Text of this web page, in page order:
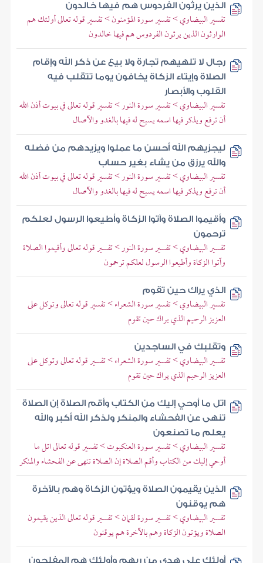
الذين يرثون الفردوس هم فيها خالدون
تفسير البيضاوي > تفسير سورة المؤمنون > تفسير قوله تعالى أولئك هم
الوارثون الذين يرثون الفردوس هم فيها خالدون
رجال لا تلهيهم تجارة ولا بيع عن ذكر الله وإقام
الصلاة وإيتاء الزكاة يخافون يوما تتقلب فيه
القلوب والأبصار
تفسير البيضاوي > تفسير سورة النور > تفسير قوله تعالى في بيوت أذن الله
أن ترفع ويذكر فيها اسمه يسبح له فيها بالغدو والآصال
ليجزيهم الله أحسن ما عملوا ويزيدهم من فضله
والله يرزق من يشاء بغير حساب
تفسير البيضاوي > تفسير سورة النور > تفسير قوله تعالى في بيوت أذن الله
أن ترفع ويذكر فيها اسمه يسبح له فيها بالغدو والآصال
وأقيموا الصلاة وآتوا الزكاة وأطيعوا الرسول لعلكم
ترحمون
تفسير البيضاوي > تفسير سورة النور > تفسير قوله تعالى وأقيموا الصلاة
وآتوا الزكاة وأطيعوا الرسول لعلكم ترحمون
الذي يراك حين تقوم
تفسير البيضاوي > تفسير سورة الشعراء > تفسير قوله تعالى وتوكل على
العزيز الرحيم الذي يراك حين تقوم
وتقلبك في الساجدين
تفسير البيضاوي > تفسير سورة الشعراء > تفسير قوله تعالى وتوكل على
العزيز الرحيم الذي يراك حين تقوم
اتل ما أوحي إليك من الكتاب وأقم الصلاة إن الصلاة
تنهى عن الفحشاء والمنكر ولذكر الله أكبر والله
يعلم ما تصنعون
تفسير البيضاوي > تفسير سورة العنكبوت > تفسير قوله تعالى اتل ما
أوحي إليك من الكتاب وأقم الصلاة إن الصلاة تنهى عن الفحشاء والمنكر
الذين يقيمون الصلاة ويؤتون الزكاة وهم بالآخرة
هم يوقنون
تفسير البيضاوي > تفسير سورة لقمان > تفسير قوله تعالى الذين يقيمون
الصلاة ويؤتون الزكاة وهم بالآخرة هم يوقنون
أولئك على هدى من ربهم وأولئك هم المفلحون